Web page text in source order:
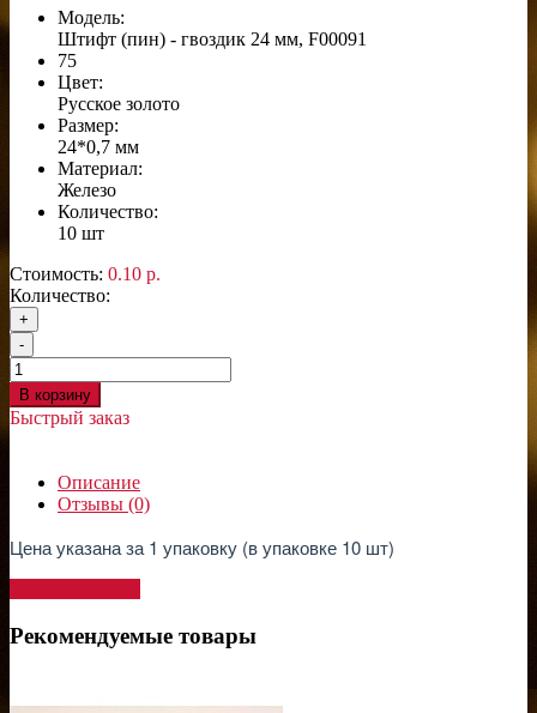
Модель:
Штифт (пин) - гвоздик 24 мм, F00091
75
Цвет:
Русское золото
Размер:
24*0,7 мм
Материал:
Железо
Количество:
10 шт
Стоимость: 0.10 р.
Количество:
+
-
В корзину
Быстрый заказ
Описание
Отзывы (0)
Цена указана за 1 упаковку (в упаковке 10 шт)
Рекомендуемые товары